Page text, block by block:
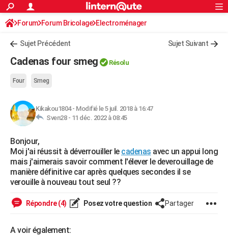
ACTUALITÉS
Politique
Société
Faits Divers
Education
Monde
Villes
+
Essais
Réserver un essai
Citadines
Berlines
SUV
Forum auto
+HIGH-TECH
BRICOLAGE
Forum
Aménagement intérieur
Extérieur
Cuisine
Salle de bains
Jardinage
Rangement
WEEK-END
Guides de France
Escapades
Patrimoine
Expositions
Musées
Week-end nature
+LIFESTYLE
Art de vivre
Bien-être
Loisirs
Mode
Modes de vie
SANTE
S'inscrire
Connexion
Forum Forum Bricolage Electroménager
Sujet Précédent Sujet Suivant
Cadenas four smeg Résolu
Four Smeg
Kikakou1804- Modifié le 5 juil. 2018 à 16:47
Sven28 - 11 déc. 2022 à 08:45
Bonjour,
Moi j'ai réussit à déverrouiller le cadenas avec un appui long
mais j'aimerais savoir comment l'élever le deverouillage de
manière définitive car après quelques secondes il se
verouille à nouveau tout seul ??
Répondre (4) Posez votre question Partager
A voir également: